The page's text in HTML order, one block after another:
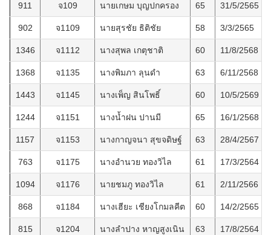
911 จ109 นายเกษม บุญปกครอง 65 31/5/2565
902 จ1109 นายสุรชัย ธิติชัย 58 3/3/2565
1346 จ1112 นางสุพล เกตุชาติ 60 11/8/2568
1368 จ1135 นางพิมภา ลุนดำ 63 6/11/2568
1443 จ1145 นางเพ็ญ สินโพธิ์ 60 10/5/2569
1244 จ1151 นางน้ำฝน ปานมี 65 16/1/2568
1157 จ1153 นางกาญจนา สุขจดิษฐ์ 63 28/4/2567
763 จ1175 นางอำนวย ทองวิไล 61 17/3/2564
1094 จ1176 นายชมภู ทองวิไล 61 2/11/2566
868 จ1184 นางเฮียะ เชียงโกมลคีต 60 14/2/2565
815 จ1204 นางลำปาง หาญสูงเนิน 63 17/8/2564